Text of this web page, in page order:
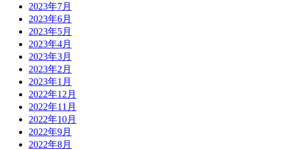
2023年7月
2023年6月
2023年5月
2023年4月
2023年3月
2023年2月
2023年1月
2022年12月
2022年11月
2022年10月
2022年9月
2022年8月